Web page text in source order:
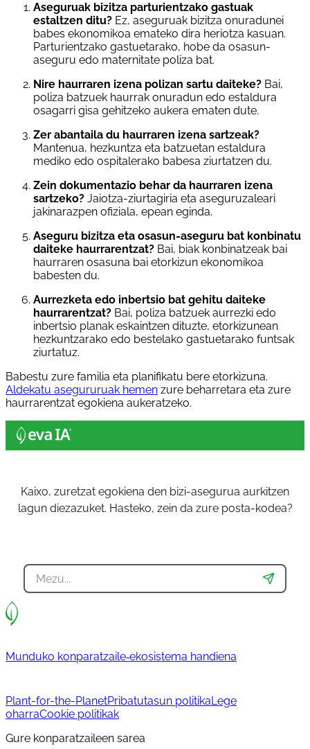
Aseguruak bizitza parturientzako gastuak
estaltzen ditu? Ez, aseguruak bizitza onuradunei
babes ekonomikoa emateko dira heriotza kasuan.
Parturientzako gastuetarako, hobe da osasun-
aseguru edo maternitate poliza bat.
Nire haurraren izena polizan sartu daiteke? Bai,
poliza batzuek haurrak onuradun edo estaldura
osagarri gisa gehitzeko aukera ematen dute.
Zer abantaila du haurraren izena sartzeak?
Mantenua, hezkuntza eta batzuetan estaldura
mediko edo ospitalerako babesa ziurtatzen du.
Zein dokumentazio behar da haurraren izena
sartzeko? Jaiotza-ziurtagiria eta aseguruzaleari
jakinarazpen ofiziala, epean eginda.
Aseguru bizitza eta osasun-aseguru bat konbinatu
daiteke haurrarentzat? Bai, biak konbinatzeak bai
haurraren osasuna bai etorkizun ekonomikoa
babesten du.
Aurrezketa edo inbertsio bat gehitu daiteke
haurrarentzat? Bai, poliza batzuek aurrezki edo
inbertsio planak eskaintzen dituzte, etorkizunean
hezkuntzarako edo bestelako gastuetarako funtsak
ziurtatuz.
Babestu zure familia eta planifikatu bere etorkizuna.
Aldekatu asegururuak hemen zure beharretara eta zure
haurrarentzat egokiena aukeratzeko.
Kaixo, zuretzat egokiena den bizi-asegurua aurkitzen
lagun diezazuket. Hasteko, zein da zure posta-kodea?
Munduko konparatzaile‐ekosistema handiena
Plant-for-the-PlanetPribatutasun politikaLege
oharraCookie politikak
Gure konparatzaileen sarea